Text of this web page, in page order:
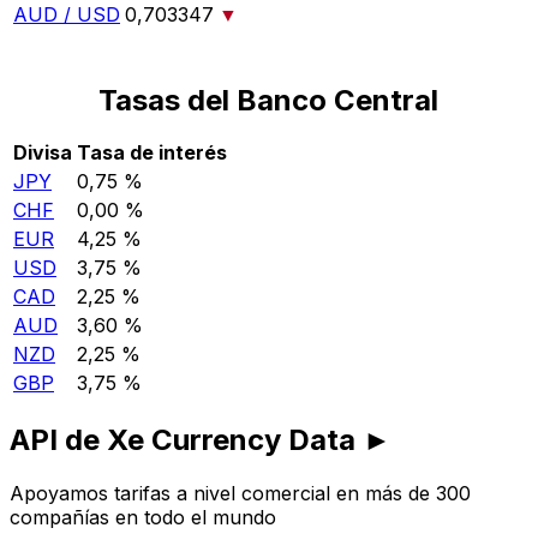
AUD / USD 0,703347 ▼
Tasas del Banco Central
Divisa Tasa de interés
JPY
0,75 %
CHF
0,00 %
EUR
4,25 %
USD
3,75 %
CAD
2,25 %
AUD
3,60 %
NZD
2,25 %
GBP
3,75 %
API de Xe Currency Data ►
Apoyamos tarifas a nivel comercial en más de 300
compañías en todo el mundo